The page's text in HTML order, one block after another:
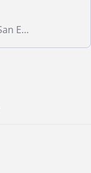
Bilbao, Etxebarri, Anteiglesia de San Esteban-Etxebarri Do, Loiu, Sondika